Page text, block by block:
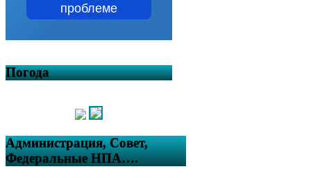
проблеме
Погода
Администрация, Совет,
Федеральные НПА….